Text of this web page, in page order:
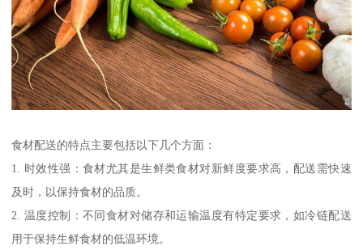
食材配送的特点主要包括以下几个方面：
1. 时效性强：食材尤其是生鲜类食材对新鲜度要求高，配送需快速
及时，以保持食材的品质。
2. 温度控制：不同食材对储存和运输温度有特定要求，如冷链配送
用于保持生鲜食材的低温环境。